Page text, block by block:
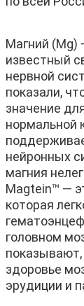
Магний (Mg)
известный
нервной
показали,
значение
нормальной
нейронных
магния
Magtein™ —
которая
головном
здоровье
эрудиции и